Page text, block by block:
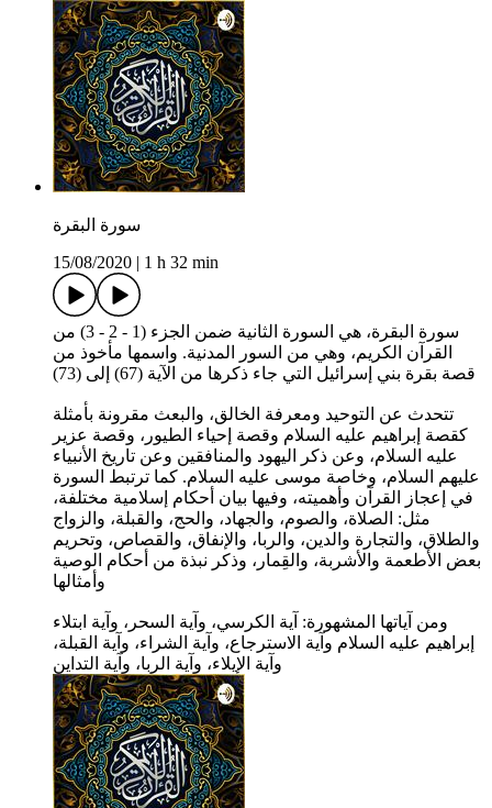
سورة البقرة
15/08/2020 | 1 h 32 min
سورة البقرة، هي السورة الثانية ضمن الجزء (1 - 2 - 3) من
القرآن الكريم، وهي من السور المدنية. واسمها مأخوذ من
قصة بقرة بني إسرائيل التي جاء ذكرها من الآية (67) إلى (73)
تتحدث عن التوحيد ومعرفة الخالق، والبعث مقرونة بأمثلة
كقصة إبراهيم عليه السلام وقصة إحياء الطيور، وقصة عزير
عليه السلام، وعن ذكر اليهود والمنافقين وعن تاريخ الأنبياء
عليهم السلام، وخاصة موسى عليه السلام. كما ترتبط السورة
في إعجاز القرآن وأهميته، وفيها بيان أحكام إسلامية مختلفة،
مثل: الصلاة، والصوم، والجهاد، والحج، والقبلة، والزواج
والطلاق، والتجارة والدين، والربا، والإنفاق، والقصاص، وتحريم
بعض الأطعمة والأشربة، والقِمار، وذكر نبذة من أحكام الوصية
وأمثالها
ومن آياتها المشهورة: آية الكرسي، وآية السحر، وآية ابتلاء
إبراهيم عليه السلام وآية الاسترجاع، وآية الشراء، وآية القبلة،
وآية الإيلاء، وآية الربا، وآية التداين